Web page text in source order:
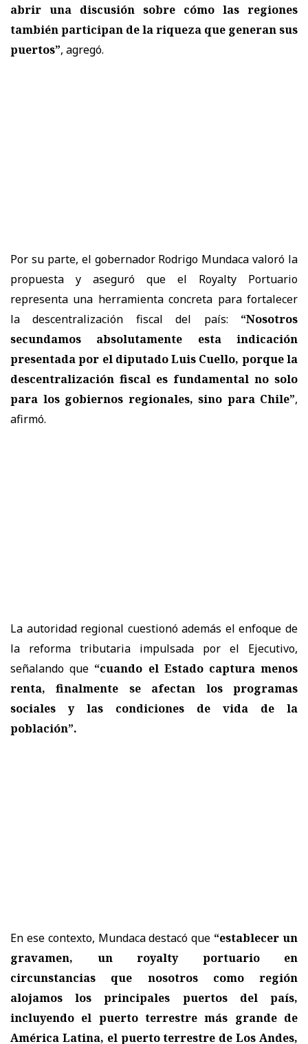
abrir una discusión sobre cómo las regiones
también participan de la riqueza que generan sus
puertos”, agregó.
Por su parte, el gobernador Rodrigo Mundaca valoró la
propuesta y aseguró que el Royalty Portuario
representa una herramienta concreta para fortalecer
la descentralización fiscal del país:
“Nosotros
secundamos absolutamente esta indicación
presentada por el diputado Luis Cuello, porque la
descentralización fiscal es fundamental no solo
para los gobiernos regionales, sino para Chile”,
afirmó.
La autoridad regional cuestionó además el enfoque de
la reforma tributaria impulsada por el Ejecutivo,
señalando que “cuando el Estado captura menos
renta, finalmente se afectan los programas
sociales y las condiciones de vida de la
población”.
En ese contexto, Mundaca destacó que “establecer un
gravamen, un royalty portuario en
circunstancias que nosotros como región
alojamos los principales puertos del país,
incluyendo el puerto terrestre más grande de
América Latina, el puerto terrestre de Los Andes,